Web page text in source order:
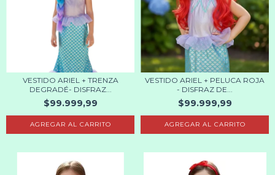
VESTIDO ARIEL + TRENZA
DEGRADÉ- DISFRAZ...
$99.999,99
AGREGAR AL CARRITO
VESTIDO ARIEL + PELUCA ROJA
- DISFRAZ DE...
$99.999,99
AGREGAR AL CARRITO